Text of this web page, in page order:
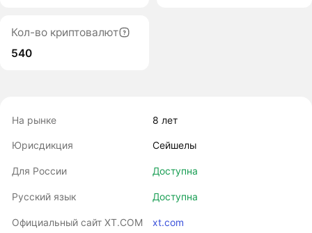
Кол-во криптовалют
540
На рынке 8 лет
Юрисдикция Сейшелы
Для России Доступна
Русский язык Доступна
Официальный сайт XT.COM xt.com